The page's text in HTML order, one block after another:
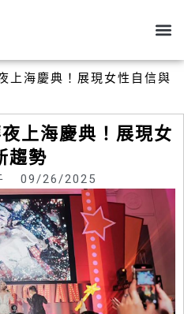
上海慶典！展現女性自信與
上海慶典！展現女
趨勢
09/26/2025